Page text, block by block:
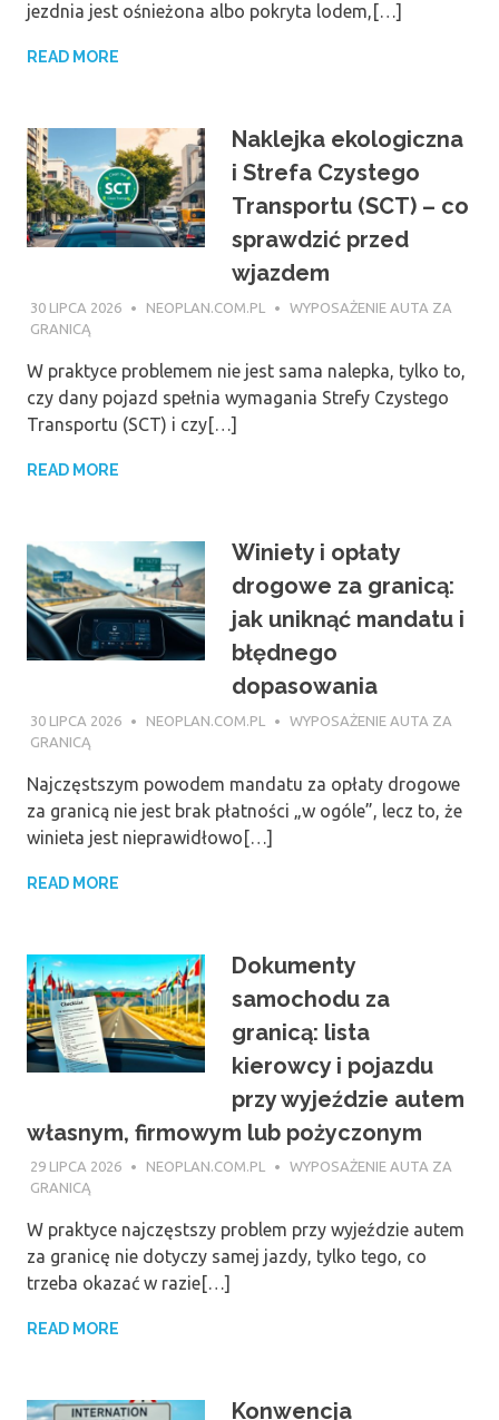
jezdnia jest ośnieżona albo pokryta lodem,[…]
READ MORE
Naklejka ekologiczna
i Strefa Czystego
Transportu (SCT) – co
sprawdzić przed
wjazdem
30 LIPCA 2026 NEOPLAN.COM.PL
WYPOSAŻENIE AUTA ZA
GRANICĄ
W praktyce problemem nie jest sama nalepka, tylko to,
czy dany pojazd spełnia wymagania Strefy Czystego
Transportu (SCT) i czy[…]
READ MORE
Winiety i opłaty
drogowe za granicą:
jak uniknąć mandatu i
błędnego
dopasowania
30 LIPCA 2026 NEOPLAN.COM.PL
WYPOSAŻENIE AUTA ZA
GRANICĄ
Najczęstszym powodem mandatu za opłaty drogowe
za granicą nie jest brak płatności „w ogóle”, lecz to, że
winieta jest nieprawidłowo[…]
READ MORE
Dokumenty
samochodu za
granicą: lista
kierowcy i pojazdu
przy wyjeździe autem
własnym, firmowym lub pożyczonym
29 LIPCA 2026 NEOPLAN.COM.PL
WYPOSAŻENIE AUTA ZA
GRANICĄ
W praktyce najczęstszy problem przy wyjeździe autem
za granicę nie dotyczy samej jazdy, tylko tego, co
trzeba okazać w razie[…]
READ MORE
Konwencja